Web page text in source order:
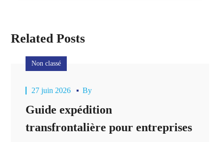
Related Posts
Non classé
27 juin 2026 By
Guide expédition
transfrontalière pour entreprises